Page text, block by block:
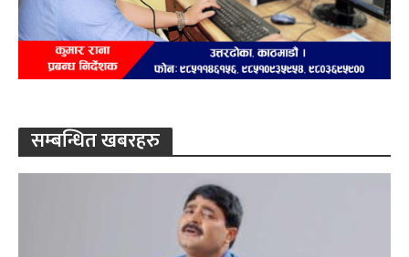
सम्बन्धित खबरहरु